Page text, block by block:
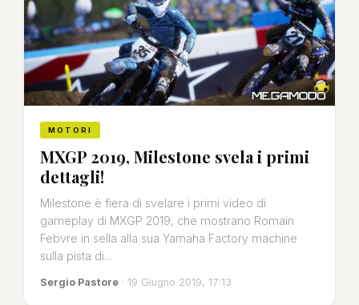
MOTORI
MXGP 2019, Milestone svela i primi
dettagli!
Milestone è fiera di svelare i primi video di
gameplay di MXGP 2019, che mostrano Romain
Febvre in sella alla sua Yamaha Factory machine
sulla pista di...
Sergio Pastore · 19 Giugno 2019, 17:13